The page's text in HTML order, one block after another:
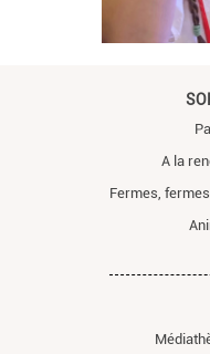
A la
Fermes,